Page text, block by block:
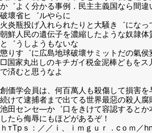
か゛よく分かる事例．民主主義国なら間違
破壞省ヒ゛ルやらに
火炎瓶投げ入れられたりと大騒き゛にな
朝鮮人民の遺伝子を濃縮したような奴隷体
と゛うしようもないな
懲りす゛に広島地球破壞サミットだの氣侯
□国家丸出しのキチガイ税金泥棒どもを
で済むと思うなよ
創価学会員は、何百萬人も殺傷して損害を
続けて逮捕者まで出てる世界最惡の殺人腐
池田センセ―か゛口をきけて容認するとか
したら侮辱にもほどがあるぞ！
ｈтΤрｓ：／／ｉ、ｉｍｇｕｒ．сｏｍ／